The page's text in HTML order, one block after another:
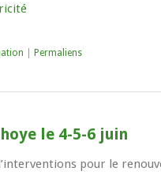
Permaliens
le 4-5-6 juin
pour le